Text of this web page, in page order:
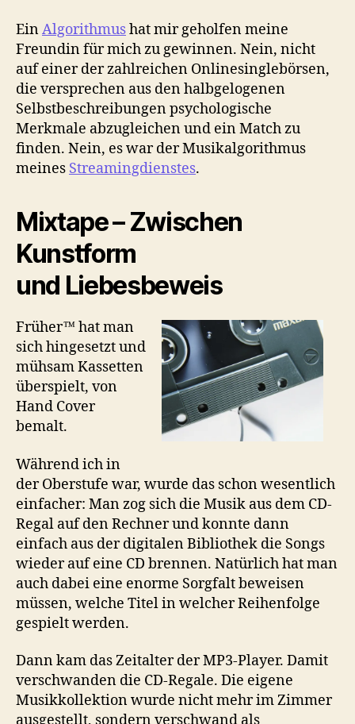
EinAlgorithmushat mir geholfen meine
Freundin für mich zu gewinnen. Nein, nicht
auf einer der zahlreichen Onlinesinglebörsen,
die versprechen aus den halbgelogenen
Selbstbeschreibungen psychologische
Merkmale abzugleichen und ein Match zu
finden. Nein, es war der Musikalgorithmus
meines Streamingdienstes.
Mixtape – Zwischen
Kunstform
und Liebesbeweis
Früher™ hat man
sich hingesetzt und
mühsam Kassetten
überspielt, von
Hand Cover
bemalt.
Während ich in
der Oberstufe war, wurde das schon wesentlich
einfacher: Man zog sich die Musik aus dem CD-
Regal auf den Rechner und konnte dann
einfach aus der digitalen Bibliothek die Songs
wieder auf eine CD brennen. Natürlich hat man
auch dabei eine enorme Sorgfalt beweisen
müssen, welche Titel in welcher Reihenfolge
gespielt werden.
Dann kam das Zeitalter der MP3-Player. Damit
verschwanden die CD-Regale. Die eigene
Musikkollektion wurde nicht mehr im Zimmer